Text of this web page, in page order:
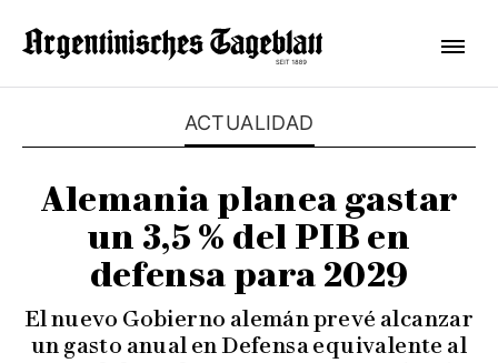
ACTUALIDAD
Alemania planea gastar
un 3,5 % del PIB en
defensa para 2029
El nuevo Gobierno alemán prevé alcanzar
un gasto anual en Defensa equivalente al